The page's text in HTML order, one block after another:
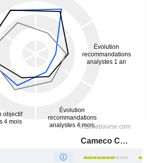
Cameco Corporation